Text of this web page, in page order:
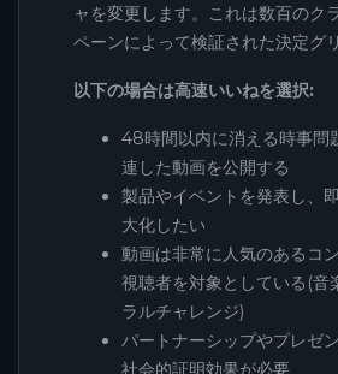
ャを変更します。これは数百のク
ペーンによって検証された決定グ
以下の場合は高速いいねを選択:
48時間以内に消える時事問
連した動画を公開する
製品やイベントを発表し、
大化したい
動画は非常に人気のあるコ
視聴者を対象としている(音
ラルチャレンジ)
パートナーシップやプレゼ
社会的証明効果が必要